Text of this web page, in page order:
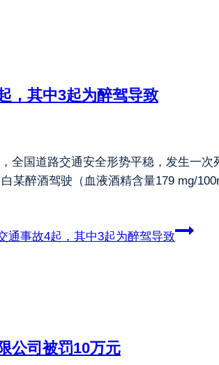
，其中3起为醉驾导致
全国道路交通安全形势平稳，发生一
醉酒驾驶（血液酒精含量179 mg/
通事故4起，其中3起为醉驾导致
公司被罚10万元